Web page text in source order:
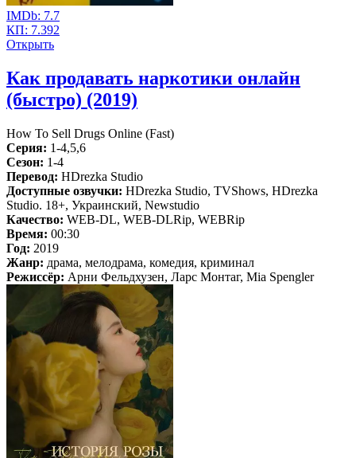
IMDb: 7.7
КП: 7.392
Открыть
Как продавать наркотики онлайн
(быстро) (2019)
How To Sell Drugs Online (Fast)
Серия: 1-4,5,6
Сезон: 1-4
Перевод: HDrezka Studio
Доступные озвучки: HDrezka Studio, TVShows, HDrezka
Studio. 18+, Украинский, Newstudio
Качество: WEB-DL, WEB-DLRip, WEBRip
Время: 00:30
Год: 2019
Жанр: драма, мелодрама, комедия, криминал
Режиссёр: Арни Фельдхузен, Ларс Монтаг, Mia Spengler